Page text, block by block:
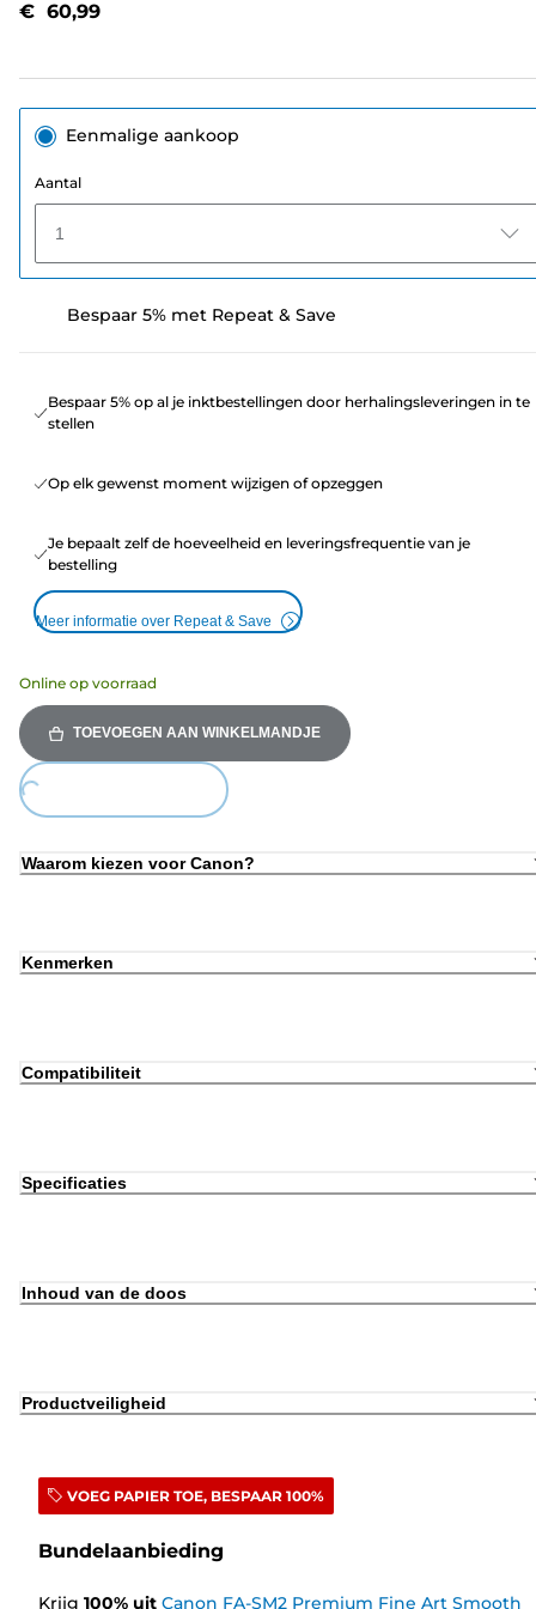
€ 60,99
Eenmalige aankoop
Aantal
1
Bespaar 5% met Repeat & Save
Bespaar 5% op al je inktbestellingen door herhalingsleveringen in te
stellen
Op elk gewenst moment wijzigen of opzeggen
Je bepaalt zelf de hoeveelheid en leveringsfrequentie van je
bestelling
Meer informatie over Repeat & Save
Online op voorraad
TOEVOEGEN AAN WINKELMANDJE
Waarom kiezen voor Canon?
Kenmerken
Compatibiliteit
Specificaties
Inhoud van de doos
Productveiligheid
VOEG PAPIER TOE, BESPAAR 100%
Bundelaanbieding
Krijg 100% uit Canon FA-SM2 Premium Fine Art Smooth